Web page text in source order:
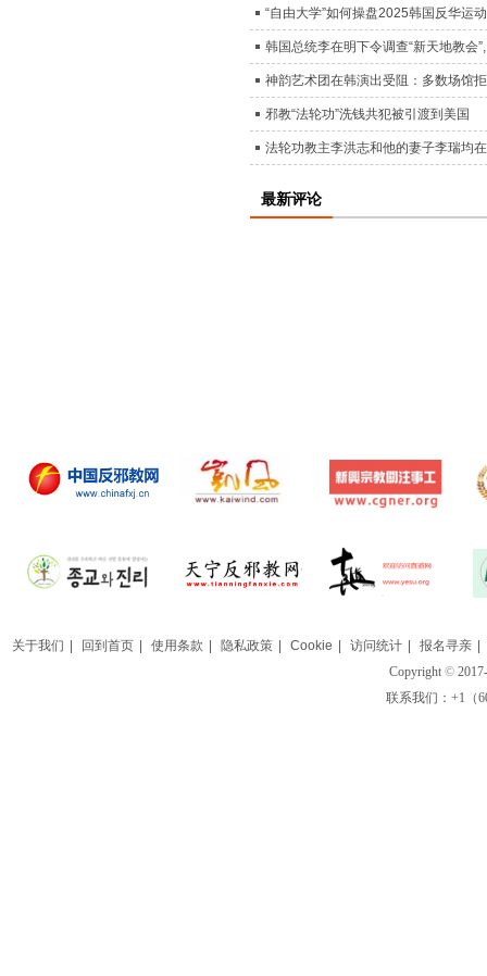
“自由大学”如何操盘2025韩国反华运
韩国总统李在明下令调查“新天地教会
神韵艺术团在韩演出受阻：多数场馆
邪教“法轮功”洗钱共犯被引渡到美国
法轮功教主李洪志和他的妻子李瑞均
最新评论
关于我们 回到首页 使用条款 隐私政策 Cookie 访问统计 报名寻亲
Copyright ©
联系我们：+1（